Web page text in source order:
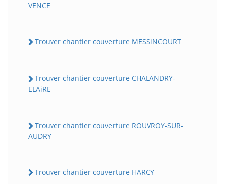
VENCE
Trouver chantier couverture MESSiNCOURT
Trouver chantier couverture CHALANDRY-
ELAiRE
Trouver chantier couverture ROUVROY-SUR-
AUDRY
Trouver chantier couverture HARCY